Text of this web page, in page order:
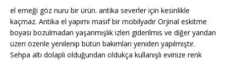
el emeği göz nuru bir ürün. antika severler için kesinlikle
kaçmaz. Antika el yapımı masif bir mobilyadır Orjinal eskitme
boyası bozulmadan yaşanmışlık izleri giderilmis ve diğer yandan
üzeri özenle yenilenip bütün bakımları yeniden yapılmıştır.
Sehpa altı dolapli olduğundan oldukça kullanışlı evinize renk